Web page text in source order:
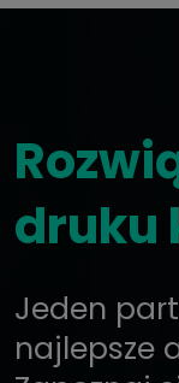
druku
Jeden
najlepsze